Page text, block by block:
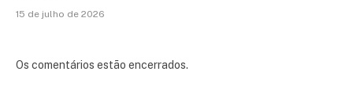
15 de julho de 2026
Os comentários estão encerrados.